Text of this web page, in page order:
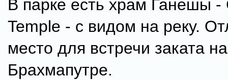
В парке есть храм Ганешы -
Temple - с видом на реку.
место для встречи заката на
Брахмапутре.